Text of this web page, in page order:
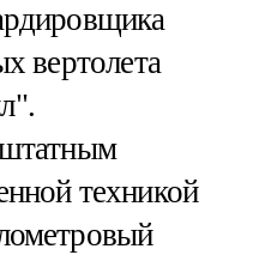
вертолета
техникой